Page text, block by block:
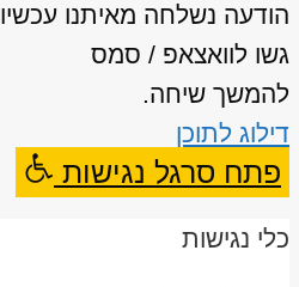
הודעה נשלחה מאיתנו
גשו לוואצאפ / סמס
להמשך שיחה.
דילוג לתוכן
פתח סרגל נגישות
כלי נגישות